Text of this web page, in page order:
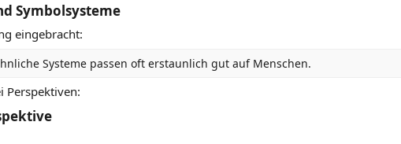
Symbolsysteme​
eingebracht:
Systeme passen oft erstaunlich gut auf Menschen.
Perspektiven: